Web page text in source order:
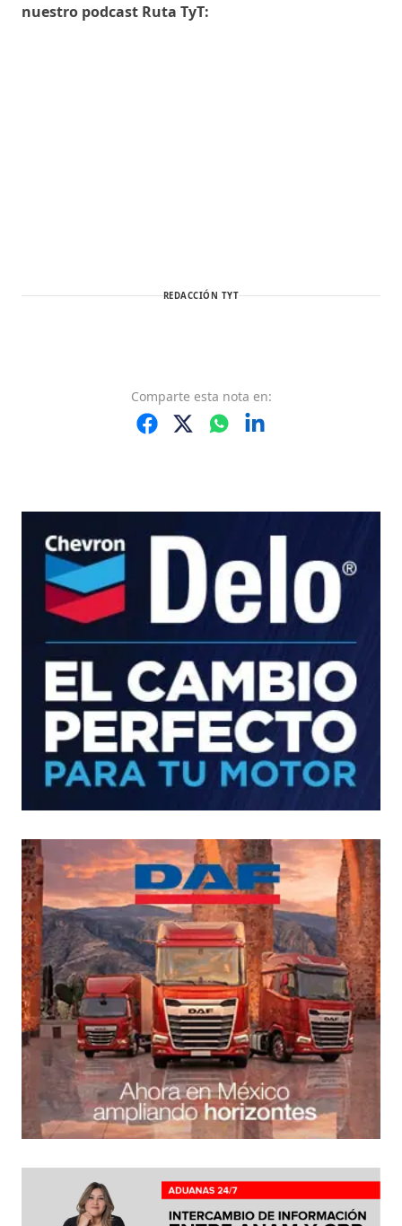
nuestro podcast Ruta TyT:
REDACCIÓN TYT
Comparte esta nota en: